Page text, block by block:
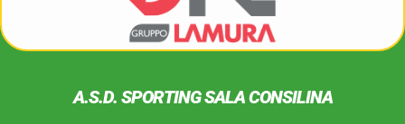
A.S.D. SPORTING SALA CONSILINA